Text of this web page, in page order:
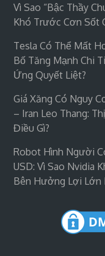
Vì Sao “bậc Thầy
Khó Trước Cơn Sốt
Tesla Có Thể Mất
Bố Tăng Mạnh Chi
Ứng Quyết Liệt?
Giá Xăng Có Nguy
– Iran Leo Thang:
Điều Gì?
Robot Hình Người
USD: Vì Sao Nvidia
Bên Hưởng Lợi Lớn